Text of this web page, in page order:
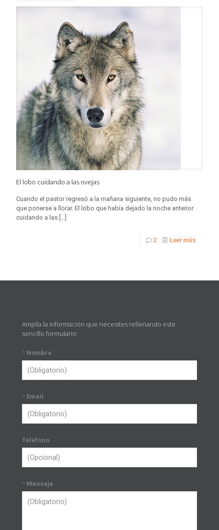
El lobo cuidando a las ovejas
Cuando el pastor regresó a la mañana siguiente, no pudo más
que ponerse a llorar. El lobo que había dejado la noche anterior
cuidando a las […]
2 Leer más
Amplía la información que necesites rellenando este
sencillo formulario:
* Nombre
* Email
Teléfono
* Mensaje